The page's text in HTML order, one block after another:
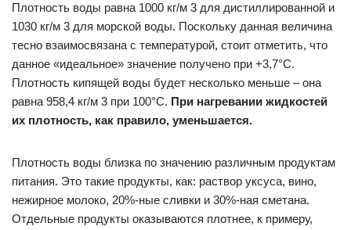
Плотность воды равна 1000 кг/м 3 для дистиллированной и
1030 кг/м 3 для морской воды. Поскольку данная величина
тесно взаимосвязана с температурой, стоит отметить, что
данное «идеальное» значение получено при +3,7°С.
Плотность кипящей воды будет несколько меньше – она
равна 958,4 кг/м 3 при 100°С. При нагревании жидкостей
их плотность, как правило, уменьшается.
Плотность воды близка по значению различным продуктам
питания. Это такие продукты, как: раствор уксуса, вино,
нежирное молоко, 20%-ные сливки и 30%-ная сметана.
Отдельные продукты оказываются плотнее, к примеру,